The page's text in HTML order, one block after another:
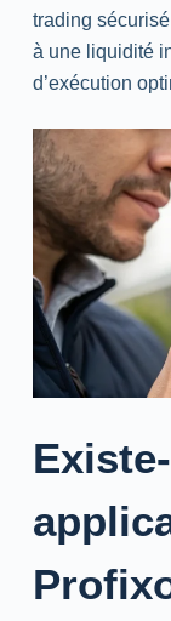
trading
à une liquidité
d’exécution